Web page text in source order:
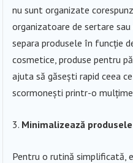
nu sunt organizate
organizatoare de sertare
separa produsele în funcție
cosmetice, produse pentru
ajuta să găsești rapid ceea
scormonești printr-o mulțime
Minimalizează
Pentru o rutină simplificată,